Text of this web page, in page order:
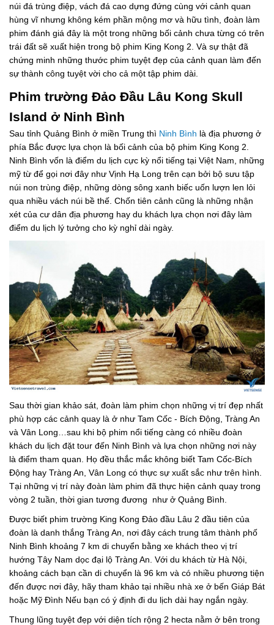
núi đá trùng điệp, vách đá cao dựng đứng cùng với cảnh quan
hùng vĩ nhưng không kém phần mộng mơ và hữu tình, đoàn làm
phim đánh giá đây là một trong những bối cảnh chưa từng có trên
trái đất sẽ xuất hiện trong bộ phim King Kong 2. Và sự thật đã
chứng minh những thước phim tuyệt đẹp của cảnh quan làm đến
sự thành công tuyệt vời cho cả một tập phim dài.
Phim trường Đảo Đầu Lâu Kong Skull
Island ở Ninh Bình
Sau tỉnh Quảng Bình ở miền Trung thì Ninh Bình là địa phương ở
phía Bắc được lựa chọn là bối cảnh của bộ phim King Kong 2.
Ninh Bình vốn là điểm du lịch cực kỳ nổi tiếng tại Việt Nam, những
mỹ từ để gọi nơi đây như Vịnh Hạ Long trên cạn bởi bộ sưu tập
núi non trùng điệp, những dòng sông xanh biếc uốn lượn len lỏi
qua nhiều vách núi bề thế. Chốn tiên cảnh cũng là những nhận
xét của cư dân địa phương hay du khách lựa chọn nơi đây làm
điểm du lịch lý tưởng cho kỳ nghỉ dài ngày.
Sau thời gian khảo sát, đoàn làm phim chọn những vị trí đẹp nhất
phù hợp các cảnh quay là ở như Tam Cốc - Bích Động, Tràng An
và Vân Long…sau khi bộ phim nổi tiếng càng có nhiều đoàn
khách du lịch đặt tour đến Ninh Bình và lựa chọn những nơi này
là điểm tham quan. Họ đều thắc mắc không biết Tam Cốc-Bích
Động hay Tràng An, Vân Long có thực sự xuất sắc như trên hình.
Tại những vị trí này đoàn làm phim đã thực hiện cảnh quay trong
vòng 2 tuần, thời gian tương đương như ở Quảng Bình.
Được biết phim trường King Kong Đảo đầu Lâu 2 đầu tiên của
đoàn là danh thắng Tràng An, nơi đây cách trung tâm thành phố
Ninh Bình khoảng 7 km di chuyển bằng xe khách theo vị trí
hướng Tây Nam dọc đại lộ Tràng An. Với du khách từ Hà Nội,
khoảng cách bạn cần di chuyển là 96 km và có nhiều phương tiện
đến được nơi đây, hãy tham khảo tại nhiều nhà xe ở bến Giáp Bát
hoặc Mỹ Đình Nếu bạn có ý định đi du lịch dài hay ngắn ngày.
Thung lũng tuyệt đẹp với diện tích rộng 2 hecta nằm ở bên trong